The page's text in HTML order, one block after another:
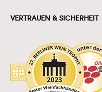
VERTRAUEN & SICHERHEIT